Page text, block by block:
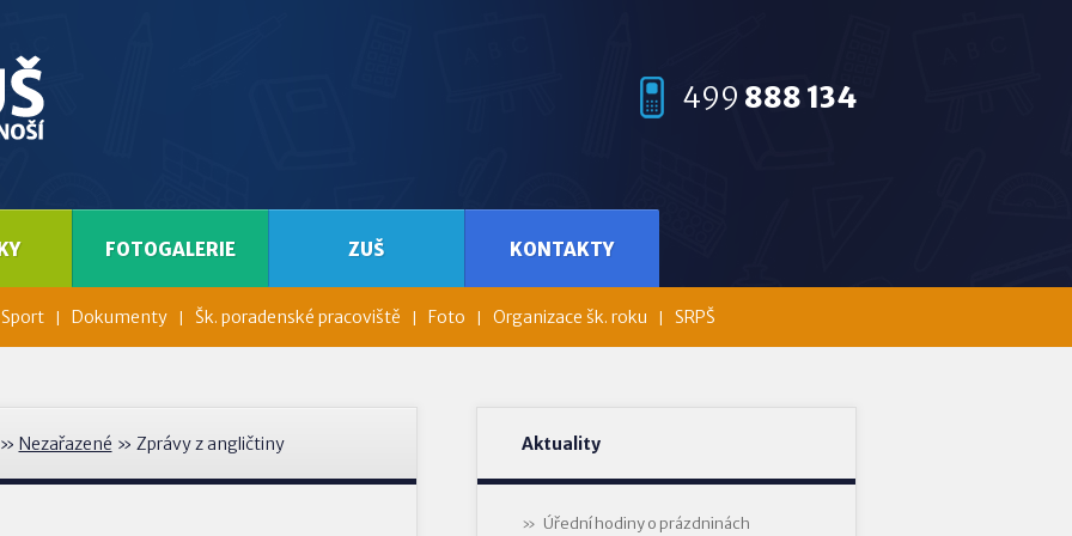
499 888 134
Sport Dokumenty Šk. poradenské pracoviště Foto Organizace šk. roku SRPŠ
FOTOGALERIE ZUŠ KONTAKTY
Nezařazené » Zprávy z angličtiny Aktuality
Úřední hodiny o prázdninách